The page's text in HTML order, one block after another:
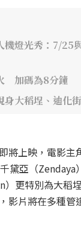
燈光秀：7/25
加碼為8分鐘
身大稻埕、迪化街
將上映，電影主
黛亞（Zendaya
更特別為大稻
影片將在多種管